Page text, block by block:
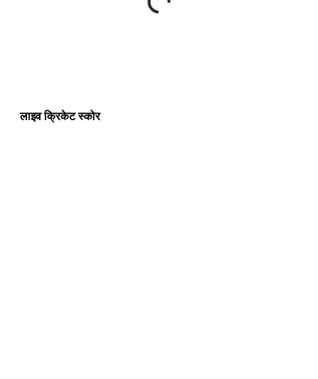
लाइव क्रिकेट स्कोर